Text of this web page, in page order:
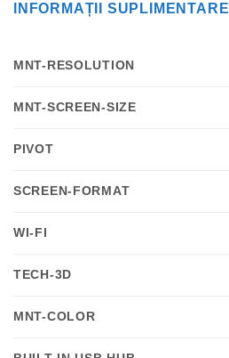
INFORMAȚII SUPLIMENTARE
MNT-RESOLUTION
MNT-SCREEN-SIZE
PIVOT
SCREEN-FORMAT
WI-FI
TECH-3D
MNT-COLOR